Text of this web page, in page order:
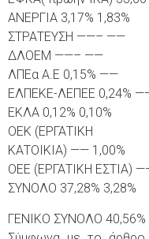
ΑΝΕΡΓΙΑ 3,17% 1,83%
ΣΤΡΑΤΕΥΣΗ ——– ——
ΔΛΟΕΜ ——– ——
ΛΠΕα Α.Ε 0,15% ——
ΕΛΠΕΚΕ-ΛΕΠΕΕ 0,24%
ΕΚΛΑ 0,12% 0,10%
ΟΕΚ (ΕΡΓΑΤΙΚΗ
ΚΑΤΟΙΚΙΑ) —— 1,00%
ΟΕΕ (ΕΡΓΑΤΙΚΗ ΕΣΤΙΑ)
ΣΥΝΟΛΟ 37,28% 3,28%
ΓΕΝΙΚΟ ΣΥΝΟΛΟ 40,56%